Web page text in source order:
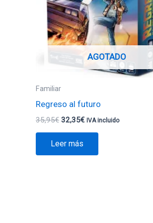
AGOTADO
Familiar
Regreso al futuro
35,95€ 32,35€ IVA incluido
Leer más